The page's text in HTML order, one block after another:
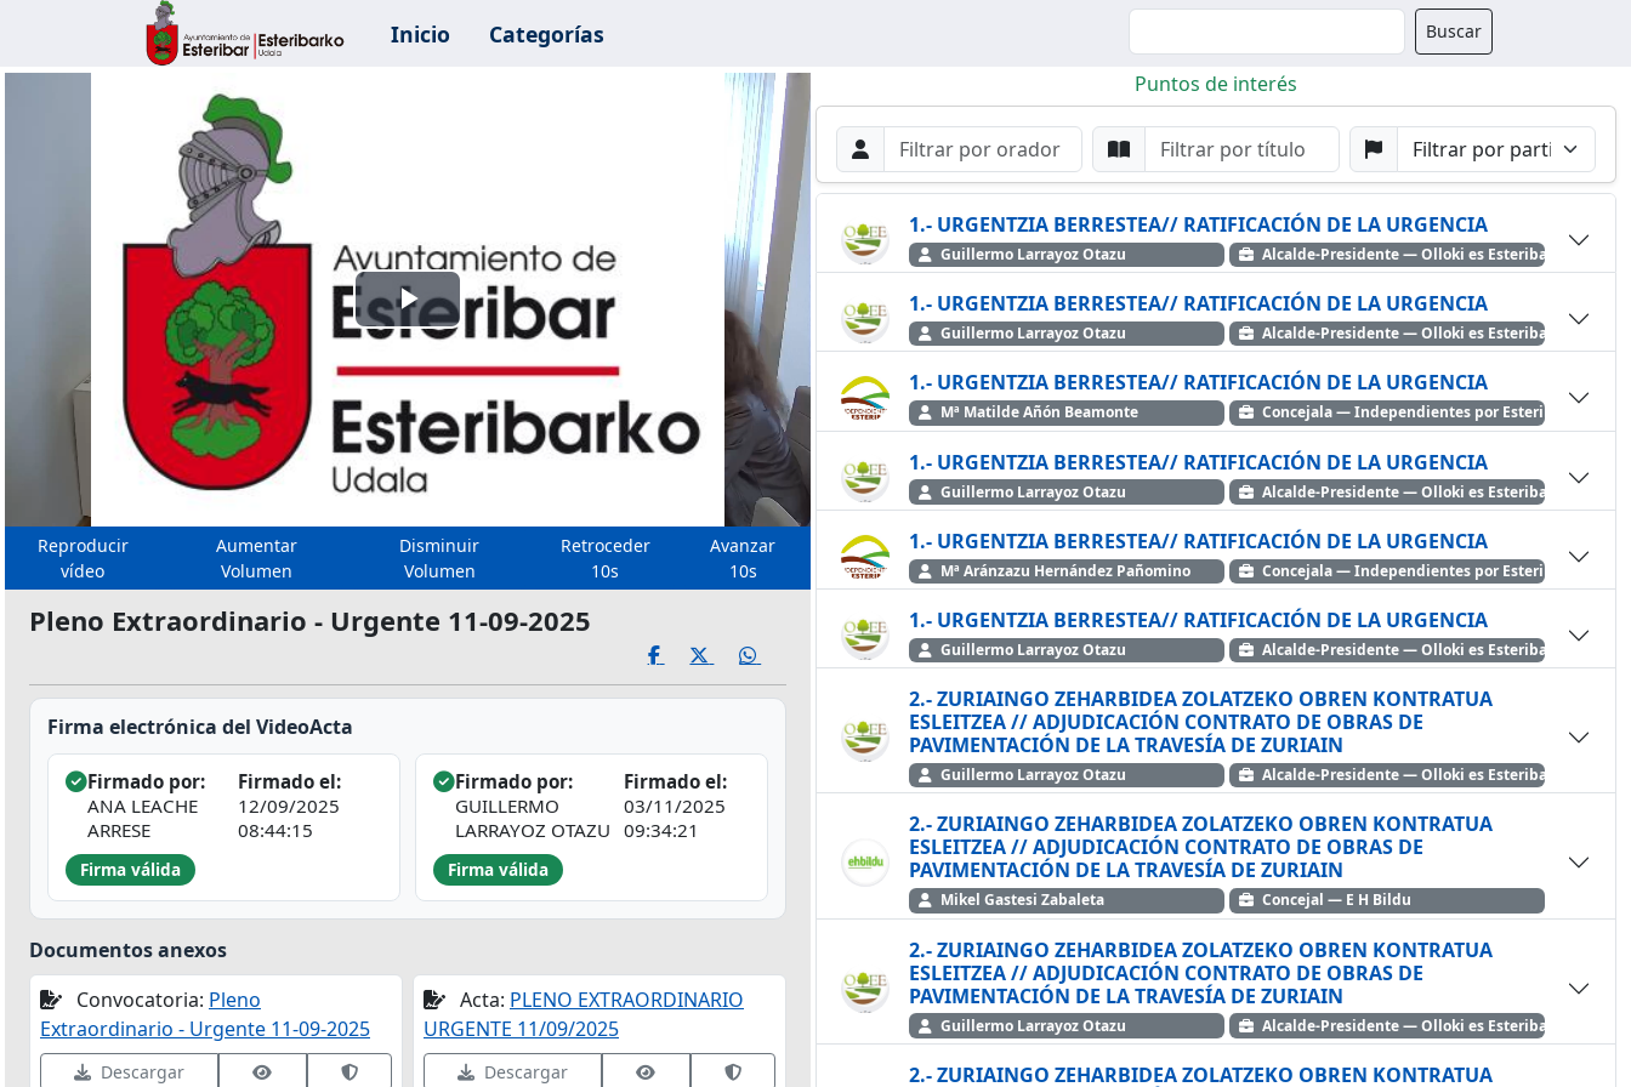
Inicio Categorías Buscador Buscar
Reproducir
Vídeo
Reproducir
vídeo
Aumentar
Volumen
Disminuir
Volumen
Retroceder
10s
Avanzar
10s
Pleno Extraordinario - Urgente 11-09-2025
Firma electrónica del VideoActa
Firmado por:
ANA LEACHE
ARRESE
Firmado el:
12/09/2025
08:44:15
Firma válida
Firmado por:
GUILLERMO
LARRAYOZ OTAZU
Firmado el:
03/11/2025
09:34:21
Firma válida
Documentos anexos
Convocatoria: Pleno
Extraordinario - Urgente 11-09-2025
Descargar Ver datos de firmaValidar firma en VALIDe
Acta: PLENO EXTRAORDINARIO
URGENTE 11/09/2025
Descargar Ver datos de firmaValidar firma en VALIDe
Puntos de interés
Filtros de búsqueda
Buscar por Orador Buscar por Punto
Buscar por Partido
Buscar
1.- URGENTZIA BERRESTEA// RATIFICACIÓN DE LA URGENCIA
Guillermo Larrayoz Otazu Alcalde-Presidente — Olloki es Esteribar
1.- URGENTZIA BERRESTEA// RATIFICACIÓN DE LA URGENCIA
Guillermo Larrayoz Otazu Alcalde-Presidente — Olloki es Esteribar
1.- URGENTZIA BERRESTEA// RATIFICACIÓN DE LA URGENCIA
Mª Matilde Añón Beamonte Concejala — Independientes por Esteribar
1.- URGENTZIA BERRESTEA// RATIFICACIÓN DE LA URGENCIA
Guillermo Larrayoz Otazu Alcalde-Presidente — Olloki es Esteribar
1.- URGENTZIA BERRESTEA// RATIFICACIÓN DE LA URGENCIA
Mª Aránzazu Hernández Pañomino Concejala — Independientes por Esteribar
1.- URGENTZIA BERRESTEA// RATIFICACIÓN DE LA URGENCIA
Guillermo Larrayoz Otazu Alcalde-Presidente — Olloki es Esteribar
2.- ZURIAINGO ZEHARBIDEA ZOLATZEKO OBREN KONTRATUA
ESLEITZEA // ADJUDICACIÓN CONTRATO DE OBRAS DE
PAVIMENTACIÓN DE LA TRAVESÍA DE ZURIAIN
Guillermo Larrayoz Otazu Alcalde-Presidente — Olloki es Esteribar
2.- ZURIAINGO ZEHARBIDEA ZOLATZEKO OBREN KONTRATUA
ESLEITZEA // ADJUDICACIÓN CONTRATO DE OBRAS DE
PAVIMENTACIÓN DE LA TRAVESÍA DE ZURIAIN
Mikel Gastesi Zabaleta Concejal — E H Bildu
2.- ZURIAINGO ZEHARBIDEA ZOLATZEKO OBREN KONTRATUA
ESLEITZEA // ADJUDICACIÓN CONTRATO DE OBRAS DE
PAVIMENTACIÓN DE LA TRAVESÍA DE ZURIAIN
Guillermo Larrayoz Otazu Alcalde-Presidente — Olloki es Esteribar
2.- ZURIAINGO ZEHARBIDEA ZOLATZEKO OBREN KONTRATUA